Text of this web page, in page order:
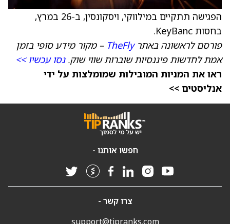
הפגישה תתקיים במילווקי, ויסקונסין, ב-26 במרץ,
בחסות KeyBanc.
פורסם לראשונה באתרTheFly – מקור מידע סופי בזמן
אמת לחדשות פיננסיות שוברות שווי שוק.נסו עכשיו >>
ראו את המניות המובילות שמומלצות על ידי
אנליסטים >>
חפשו אותנו -
צרו קשר -
support@tipranks.com